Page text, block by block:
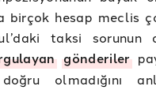
birçok hesap meclis
taksi sorunun
gönderiler
olmadığını